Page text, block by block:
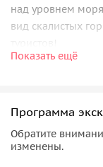
над уровнем
вид скалистых
транспорте
• Далее поедем в
Показать ещё
Программа
Обратите
изменены.